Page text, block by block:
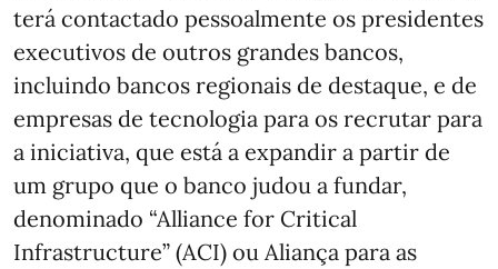
terá contactado pessoalmente os presidentes
executivos de outros grandes bancos,
incluindo bancos regionais de destaque, e de
empresas de tecnologia para os recrutar para
a iniciativa, que está a expandir a partir de
um grupo que o banco judou a fundar,
denominado “Alliance for Critical
Infrastructure” (ACI) ou Aliança para as